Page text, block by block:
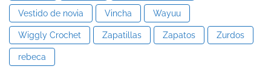
Vestido de novia Vincha Wayuu
Wiggly Crochet Zapatillas Zapatos Zurdos
rebeca